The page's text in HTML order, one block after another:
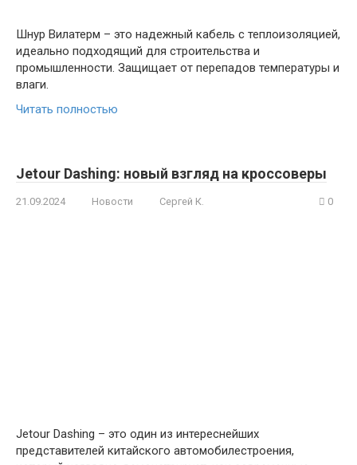
Шнур Вилатерм – это надежный кабель с теплоизоляцией,
идеально подходящий для строительства и
промышленности. Защищает от перепадов температуры и
влаги.
Читать полностью
Jetour Dashing: новый взгляд на кроссоверы
21.09.2024 Новости Сергей К. 0
Jetour Dashing – это один из интереснейших
представителей китайского автомобилестроения,